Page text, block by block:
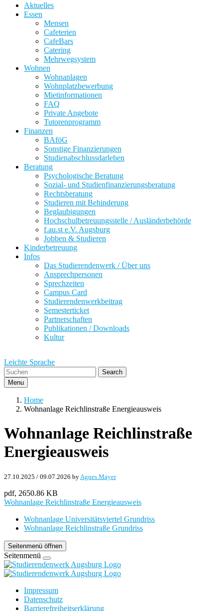
Aktuelles
Essen
Mensen
Cafeterien
CafeBars
Catering
Mehrwegsystem
Wohnen
Wohnanlagen
Wohnplatzbewerbung
Mietinformationen
FAQ
Private Angebote
Tutorenprogramm
Finanzen
BAföG
Sonstige Finanzierungen
Studienabschlussdarlehen
Beratung
Psychologische Beratung
Sozial- und Studienfinanzierungsberatung
Rechtsberatung
Studieren mit Behinderung
Beglaubigungen
Hochschulbetreuungsstelle / Ausländerbehörde
f.au.st e.V. Augsburg
Jobben & Studieren
Kinderbetreuung
Infos
Das Studierendenwerk / Über uns
Ansprechpersonen
Sprechzeiten
Campus Card
Studierendenwerkbeitrag
Semesterticket
Partnerschaften
Publikationen / Downloads
Kultur
Leichte Sprache
Search
Menu
Home
Wohnanlage Reichlinstraße Energieausweis
Wohnanlage Reichlinstraße
Energieausweis
27.10.2025 / 09.07.2026 by Agnes Mayer
pdf, 2650.86 KB
Wohnanlage Reichlinstraße Energieausweis
Wohnanlage Universitätsviertel Grundriss
Wohnanlage Reichlinstraße Grundriss
Seitenmenü öffnen
Seitenmenü
Impressum
Datenschutz
Barrierefreiheitserklärung